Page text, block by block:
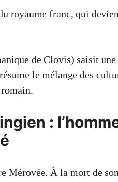
royaume franc, qui
de Clovis) saisit
le mélange des
:
Mérovée. À la mort de